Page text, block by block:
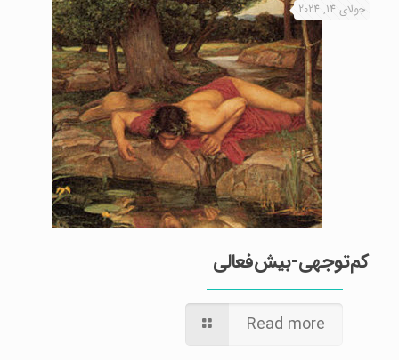
جولای 14, 2024
کم‌توجهی-بیش‌فعالی
Read more